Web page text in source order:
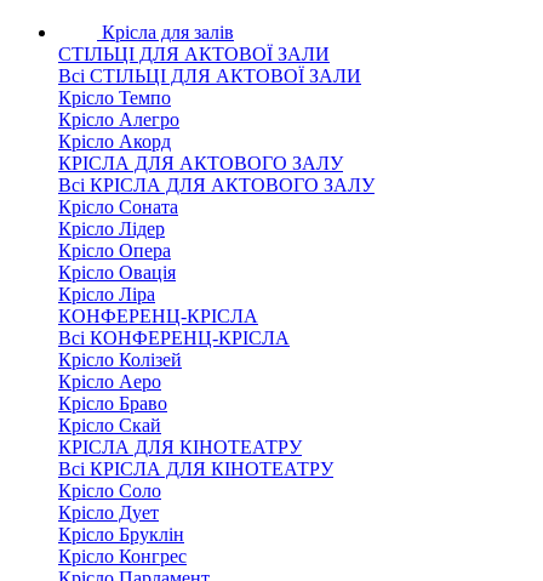
Крісла для залів
СТІЛЬЦІ ДЛЯ АКТОВОЇ ЗАЛИ
Всі СТІЛЬЦІ ДЛЯ АКТОВОЇ ЗАЛИ
Крісло Темпо
Крісло Алегро
Крісло Акорд
КРІСЛА ДЛЯ АКТОВОГО ЗАЛУ
Всі КРІСЛА ДЛЯ АКТОВОГО ЗАЛУ
Крісло Соната
Крісло Лідер
Крісло Опера
Крісло Овація
Крісло Ліра
КОНФЕРЕНЦ-КРІСЛА
Всі КОНФЕРЕНЦ-КРІСЛА
Крісло Колізей
Крісло Аеро
Крісло Браво
Крісло Скай
КРІСЛА ДЛЯ КІНОТЕАТРУ
Всі КРІСЛА ДЛЯ КІНОТЕАТРУ
Крісло Соло
Крісло Дует
Крісло Бруклін
Крісло Конгрес